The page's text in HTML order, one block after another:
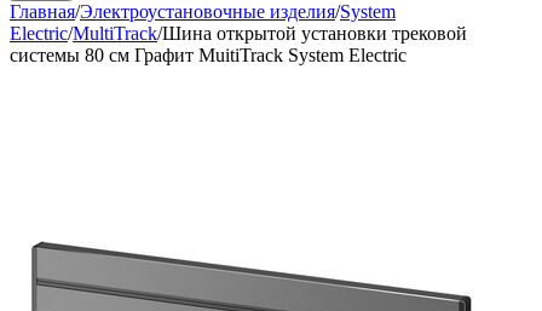
Главная/Электроустановочные изделия/System
Electric/MultiTrack/Шина открытой установки трековой
системы 80 см Графит MuitiTrack System Electric